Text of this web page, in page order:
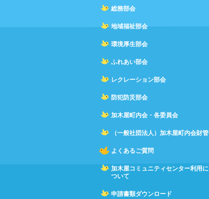
総務部会
地域福祉部会
環境厚生部会
ふれあい部会
レクレーション部会
防犯防災部会
加木屋町内会・各委員会
（一般社団法人）加木屋町内会財管
よくあるご質問
加木屋コミュニティセンター利用に
ついて
申請書類ダウンロード